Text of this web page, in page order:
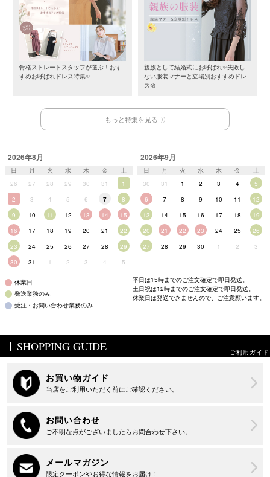
骨格ストレートスタッフが選ぶ！おす
すめお呼ばれドレス特集✨
親族として結婚式にお呼ばれ✨失敗し
ない服装マナーと立場別おすすめドレ
ス🌼
もっと特集を見る
2026年8月
日 月 火 水 木 金
土
26
27 28 29 30 31
1
2
3 4 5 6 7
8
9
10 11 12 13 14
15
16
17 18 19 20 21
22
23
24 25 26 27 28
29
30
31 1 2 3 4 5
2026年9月
日 月 火 水 木 金
土
30
31 1 2 3 4
5
6
7 8 9 10 11
12
13
14 15 16 17 18
19
20
21 22 23 24 25
26
27
28 29 30 1 2 3
休業日
発送業務のみ
受注・お問い合わせ業務のみ
平日は15時までのご注文確定で即日発送。
土日祝は12時までのご注文確定で即日発送。
休業日は発送できませんので、ご注意願います。
SHOPPING GUIDE ご利用ガイド